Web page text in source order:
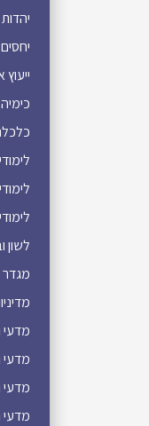
יהדות
ייעוץ
כימיה
לשון
מגדר
מדעי